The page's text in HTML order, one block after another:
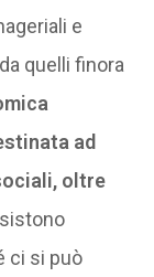
e
quelli finora
ad
oltre
ci si può